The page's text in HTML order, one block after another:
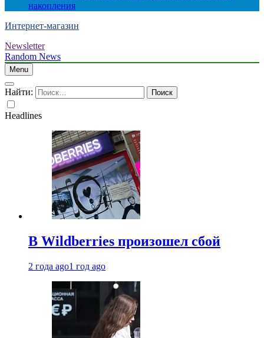
накопления
Интернет-магазин
Newsletter
Random News
Menu
Найти:
Headlines
В Wildberries произошел сбой
2 года ago1 год ago